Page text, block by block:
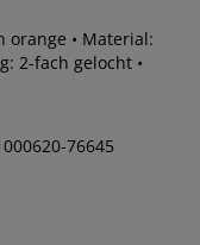
orange • Material:
2-fach gelocht •
76645